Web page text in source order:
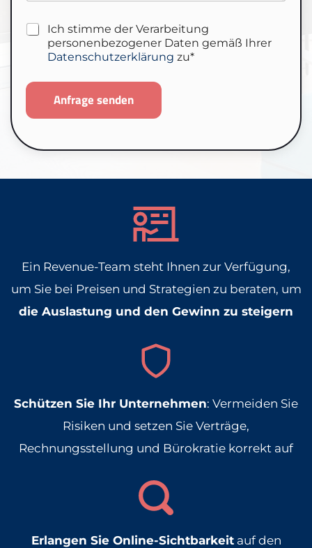
*
k
ü
n
*
e
f
u
n
a
b
n
a
m
e
t
*
D
a
n
s
c
h
t
*
Ich stimme der Verarbeitung
personenbezogener Daten gemäß Ihrer
Datenschutzerklärung zu*
Anfrage senden
Ein Revenue-Team steht Ihnen zur Verfügung,
um Sie bei Preisen und Strategien zu beraten, um
die Auslastung und den Gewinn zu steigern
Schützen Sie Ihr Unternehmen: Vermeiden Sie
Risiken und setzen Sie Verträge,
Rechnungsstellung und Bürokratie korrekt auf
Erlangen Sie Online-Sichtbarkeitauf den